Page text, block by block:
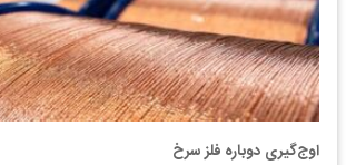
اوج‌گیری دوباره فلز سرخ